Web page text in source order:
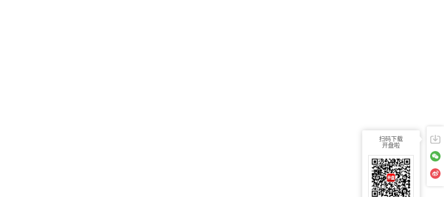
扫码下载
开盘啦